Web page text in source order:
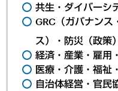
共生・ダイバーシ
GRC（ガバナンス
ス）・防災（政策）
経済・産業・雇用
医療・介護・福祉
自治体経営・官民